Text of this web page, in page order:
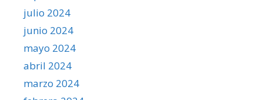
julio 2024
junio 2024
mayo 2024
abril 2024
marzo 2024